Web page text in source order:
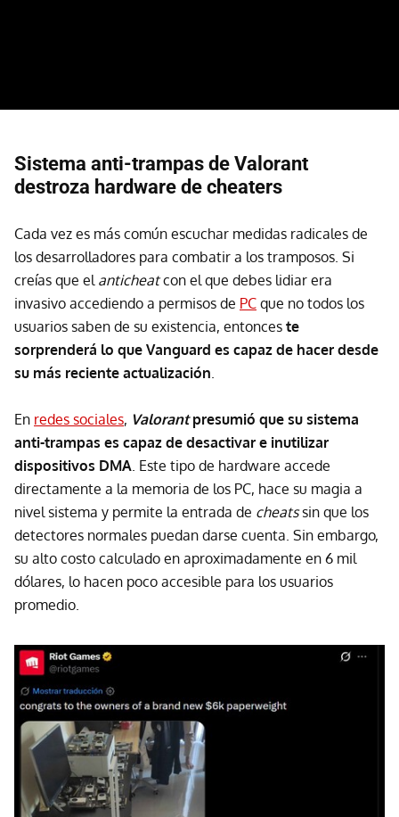
Sistema anti-trampas de Valorant
destroza hardware de cheaters
Cada vez es más común escuchar medidas radicales de
los desarrolladores para combatir a los tramposos. Si
creías que el anticheatcon el que debes lidiar era
invasivo accediendo a permisos de PC que no todos los
usuarios saben de su existencia, entonces te
sorprenderá lo que Vanguard es capaz de hacer desde
su más reciente actualización.
En redes sociales, Valorantpresumió que su sistema
anti-trampas es capaz de desactivar e inutilizar
dispositivos DMA. Este tipo de hardware accede
directamente a la memoria de los PC, hace su magia a
nivel sistema y permite la entrada de cheatssin que los
detectores normales puedan darse cuenta. Sin embargo,
su alto costo calculado en aproximadamente en 6 mil
dólares, lo hacen poco accesible para los usuarios
promedio.